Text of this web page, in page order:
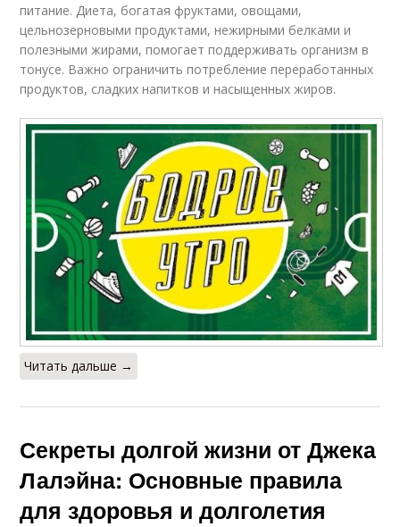
питание. Диета, богатая фруктами, овощами,
цельнозерновыми продуктами, нежирными белками и
полезными жирами, помогает поддерживать организм в
тонусе. Важно ограничить потребление переработанных
продуктов, сладких напитков и насыщенных жиров.
Читать дальше →
Секреты долгой жизни от Джека
Лалэйна: Основные правила
для здоровья и долголетия